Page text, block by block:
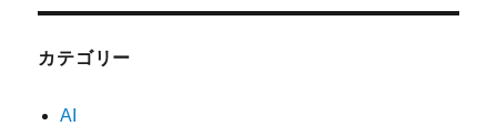
カテゴリー
AI